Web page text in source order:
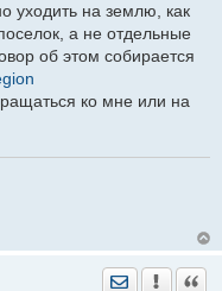
уходить на землю, как
а не отдельные
об этом собирается
ко мне или на
Отправить